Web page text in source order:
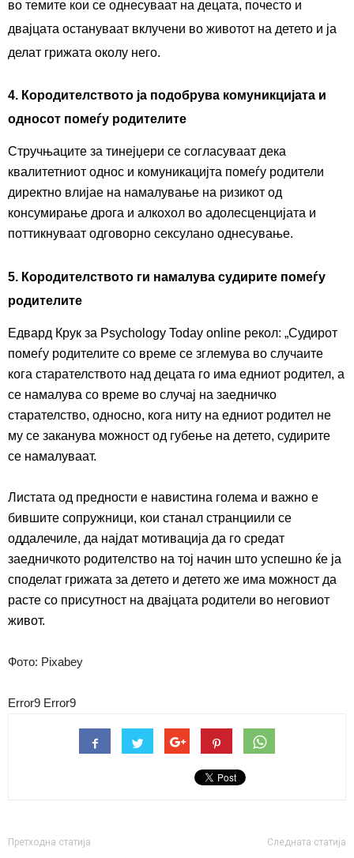
во темите кои се однесуваат на децата, почесто и
двајцата остануваат вклучени во животот на детето и ја
делат грижата околу него.
4. Кородителството ја подобрува комуникцијата и
односот помеѓу родителите
Стручњаците за тинејџери се согласуваат дека
квалитетниот однос и комуникацијта помеѓу родители
директно влијае на намалување на ризикот од
консумирање дрога и алкохол во адолесценцијата и
поттикнуваат одговорно сексулано однесување.
5. Кородителството ги намалува судирите помеѓу
родителите
Едвард Крук за Psychology Today online рекол: „Судирот
помеѓу родителите со време се зглемува во случаите
кога старателството над децата го има едниот родител, а
се намалува со време во случај на заедничко
старателство, односно, кога ниту на едниот родител не
му се заканува можност од губење на детето, судирите
се намалуваат.
Листата од предности е навистина голема и важно е
бившите сопружници, кои станал странциили се
оддалечиле, да најдат мотивација да го средат
заедничкото родителство на тој начин што успешно ќе ја
споделат грижата за детето и детето же има можност да
расте со присутност на двајцата родители во неговиот
живот.
Фото: Pixabey
Error9 Error9
Претходна статија Следната статија